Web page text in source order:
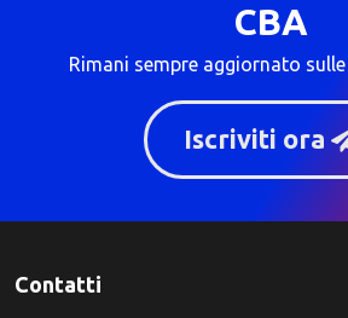
CBA
Rimani sempre aggiornato
Iscriviti ora
Contatti